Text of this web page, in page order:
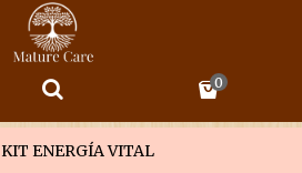
0
KIT ENERGÍA VITAL